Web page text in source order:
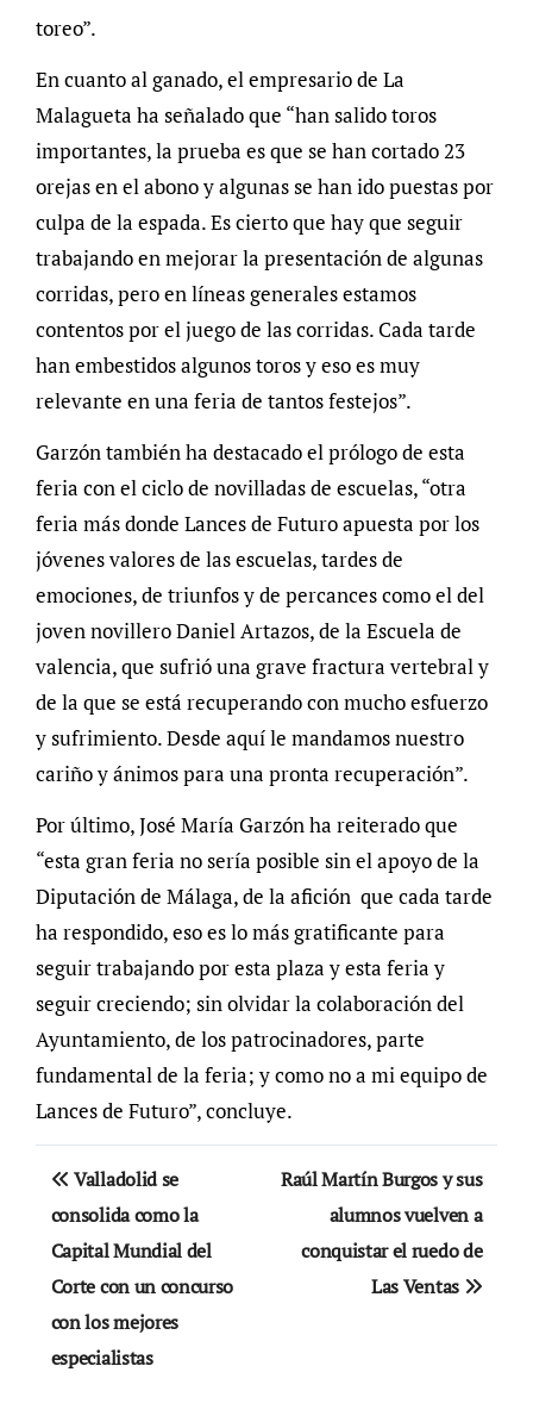
toreo”.
En cuanto al ganado, el empresario de La
Malagueta ha señalado que “han salido toros
importantes, la prueba es que se han cortado 23
orejas en el abono y algunas se han ido puestas por
culpa de la espada. Es cierto que hay que seguir
trabajando en mejorar la presentación de algunas
corridas, pero en líneas generales estamos
contentos por el juego de las corridas. Cada tarde
han embestidos algunos toros y eso es muy
relevante en una feria de tantos festejos”.
Garzón también ha destacado el prólogo de esta
feria con el ciclo de novilladas de escuelas, “otra
feria más donde Lances de Futuro apuesta por los
jóvenes valores de las escuelas, tardes de
emociones, de triunfos y de percances como el del
joven novillero Daniel Artazos, de la Escuela de
valencia, que sufrió una grave fractura vertebral y
de la que se está recuperando con mucho esfuerzo
y sufrimiento. Desde aquí le mandamos nuestro
cariño y ánimos para una pronta recuperación”.
Por último, José María Garzón ha reiterado que
“esta gran feria no sería posible sin el apoyo de la
Diputación de Málaga, de la afición que cada tarde
ha respondido, eso es lo más gratificante para
seguir trabajando por esta plaza y esta feria y
seguir creciendo; sin olvidar la colaboración del
Ayuntamiento, de los patrocinadores, parte
fundamental de la feria; y como no a mi equipo de
Lances de Futuro”, concluye.
Navegación
de
entradas
Valladolid se
consolida como la
Capital Mundial del
Corte con un concurso
con los mejores
especialistas
Raúl Martín Burgos y sus
alumnos vuelven a
conquistar el ruedo de
Las Ventas